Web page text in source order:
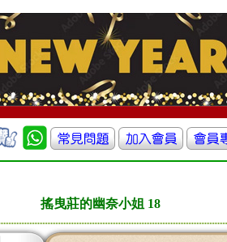
搖曳莊的幽奈小姐 18